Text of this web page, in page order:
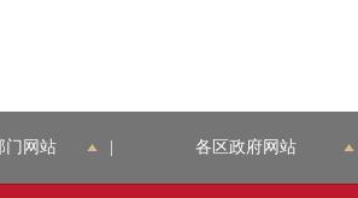
门网站 各区政府网站